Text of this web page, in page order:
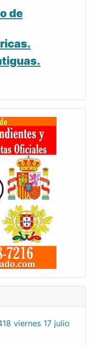
de
viernes 17 julio